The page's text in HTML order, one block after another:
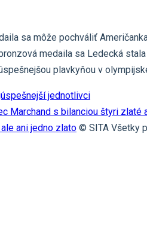
sa môže pochváliť
medaila sa Ledecká stala
plavkyňou v
jednotlivci
Marchand s bilanciou štyri zlaté
ani jedno zlato © SITA Všetky